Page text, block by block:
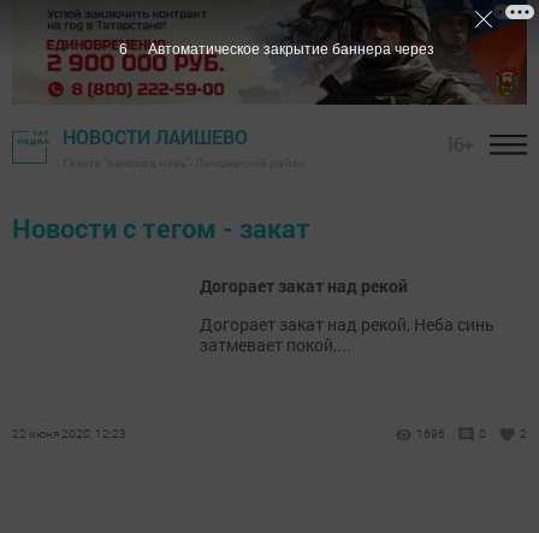
НОВОСТИ ЛАИШЕВО
Новости с тегом - закат
Догорает закат над рекой
Догорает закат над рекой, Неба синь
затмевает покой,...
22 июня 2020, 12:23 1696 0 2
6 Автоматическое закрытие баннера через